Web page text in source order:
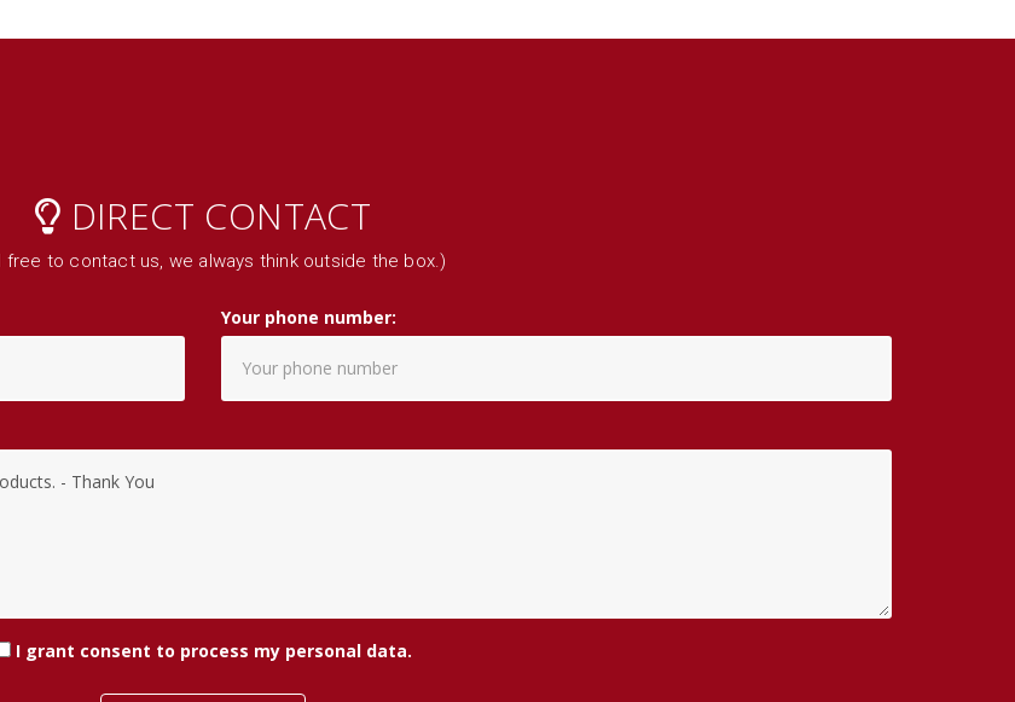
DIRECT CONTACT
free to contact us, we always think outside the box.)
Your phone number:
I grant consent to process my personal data.